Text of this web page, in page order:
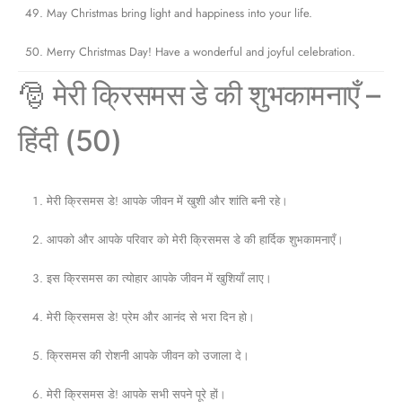
May Christmas bring light and happiness into your life.
Merry Christmas Day! Have a wonderful and joyful celebration.
🎅 मेरी क्रिसमस डे की शुभकामनाएँ –
हिंदी (50)
मेरी क्रिसमस डे! आपके जीवन में खुशी और शांति बनी रहे।
आपको और आपके परिवार को मेरी क्रिसमस डे की हार्दिक शुभकामनाएँ।
इस क्रिसमस का त्योहार आपके जीवन में खुशियाँ लाए।
मेरी क्रिसमस डे! प्रेम और आनंद से भरा दिन हो।
क्रिसमस की रोशनी आपके जीवन को उजाला दे।
मेरी क्रिसमस डे! आपके सभी सपने पूरे हों।